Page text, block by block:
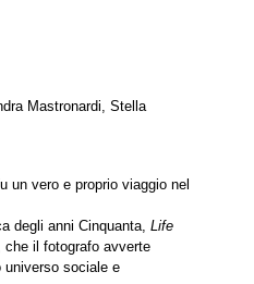
Mastronardi, Stella
un vero e proprio viaggio nel
degli anni Cinquanta, Life
che il fotografo avverte
universo sociale e